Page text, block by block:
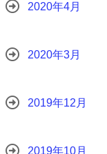
2020年4月
2020年3月
2019年12月
2019年10月